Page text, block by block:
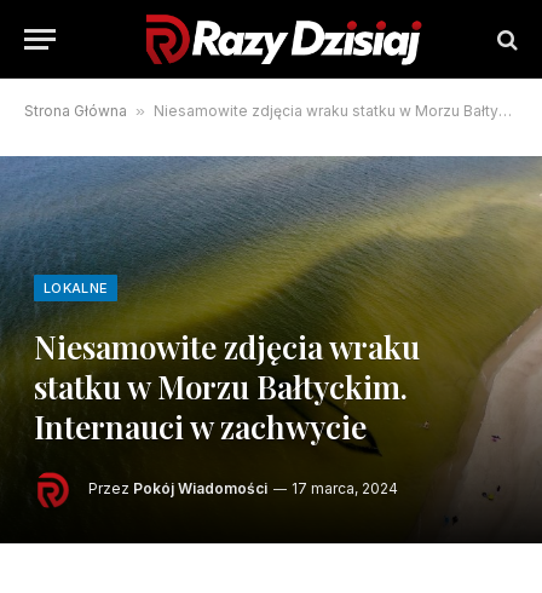
Strona Główna » Niesamowite zdjęcia wraku statku w Morzu Bałtyckim. Internauci w zachwycie
LOKALNE
Niesamowite zdjęcia wraku
statku w Morzu Bałtyckim.
Internauci w zachwycie
Przez Pokój Wiadomości 17 marca, 2024